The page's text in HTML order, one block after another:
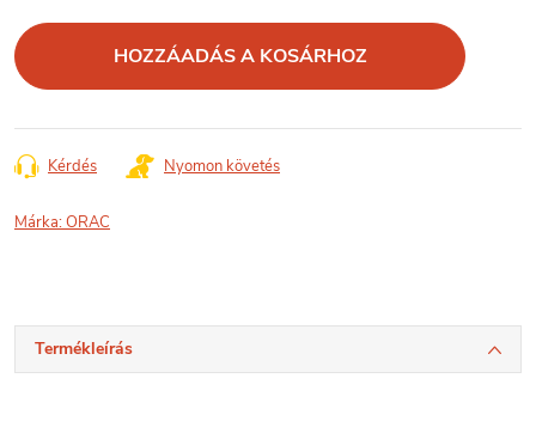
HOZZÁADÁS A KOSÁRHOZ
Kérdés Nyomon követés
Márka:ORAC
Termékleírás